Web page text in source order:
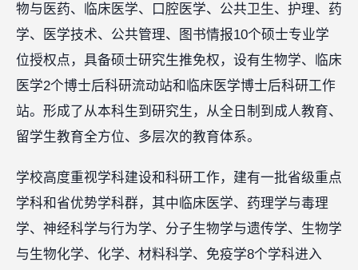
物与医药、临床医学、口腔医学、公共卫生、护理、药
学、医学技术、公共管理、图书情报10个硕士专业学
位授权点，具备硕士研究生推免权，设有生物学、临床
医学2个博士后科研流动站和临床医学博士后科研工作
站。形成了从本科生到研究生，从全日制到成人教育、
留学生教育全方位、多层次的教育体系。
学校高度重视学科建设和科研工作，建有一批省级重点
学科和省优势学科群，其中临床医学、药理学与毒理
学、神经科学与行为学、分子生物学与遗传学、生物学
与生物化学、化学、材料科学、免疫学8个学科进入